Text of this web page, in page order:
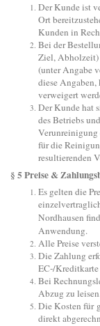
Der Kunde ist
Ort
Kunden in
Bei der
Ziel, Abholzeit)
(unter Angabe
diese Angaben,
verweigert
Der Kunde hat
des Betriebs
Verunreinigung
für die
resultierenden
§ 5 Preise &
Es gelten die
Nordhausen
Anwendung.
Alle Preise
Die Zahlung
EC-/Kreditkarte
Bei
Abzug zu
Die Kosten für
direkt